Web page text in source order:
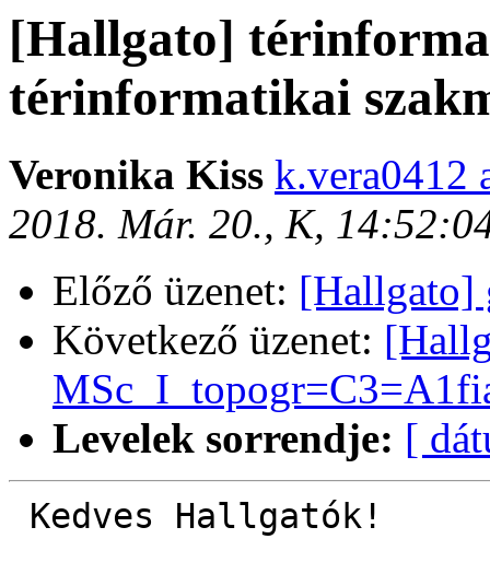
[Hallgato]
térinformatikai
Veronika Kiss k.vera0412
2018. Már. 20., K,
Előző üzenet: [Hallgato]
Következő üzenet:
Levelek sorrendje: [